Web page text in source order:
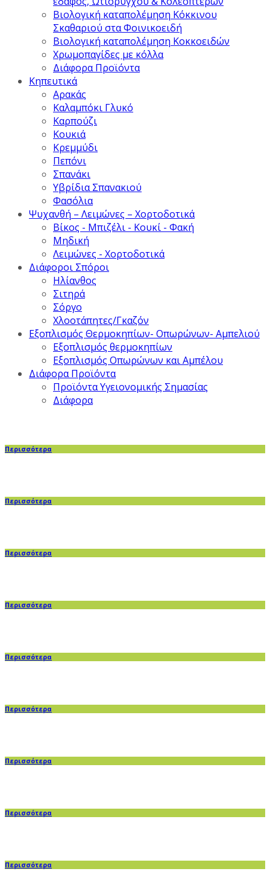
Βιολογική καταπολέμηση Κόκκινου
Σκαθαριού στα Φοινικοειδή
Βιολογική καταπολέμηση Κοκκοειδών
Χρωμοπαγίδες με κόλλα
Διάφορα Προϊόντα
Κηπευτικά
Αρακάς
Καλαμπόκι Γλυκό
Καρπούζι
Κουκιά
Κρεμμύδι
Πεπόνι
Σπανάκι
Υβρίδια Σπανακιού
Φασόλια
Ψυχανθή – Λειμώνες – Χορτοδοτικά
Βίκος - Μπιζέλι - Κουκί - Φακή
Μηδική
Λειμώνες - Χορτοδοτικά
Διάφοροι Σπόροι
Ηλίανθος
Σιτηρά
Σόργο
Χλοοτάπητες/Γκαζόν
Εξοπλισμός Θερμοκηπίων- Οπωρώνων- Αμπελιού
Εξοπλισμός θερμοκηπίων
Εξοπλισμός Οπωρώνων και Αμπέλου
Διάφορα Προϊόντα
Προϊόντα Υγειονομικής Σημασίας
Διάφορα
Περισσότερα
Περισσότερα
Περισσότερα
Περισσότερα
Περισσότερα
Περισσότερα
Περισσότερα
Περισσότερα
Περισσότερα